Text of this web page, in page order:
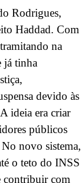
Rodrigues,
Haddad. Com
na
já tinha
devido às
ideia era criar
públicos
No novo sistema,
o teto do INSS
contribuir com